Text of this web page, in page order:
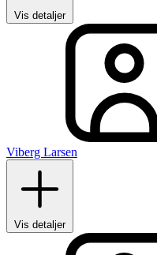
Vis detaljer
Viberg Larsen
Vis detaljer